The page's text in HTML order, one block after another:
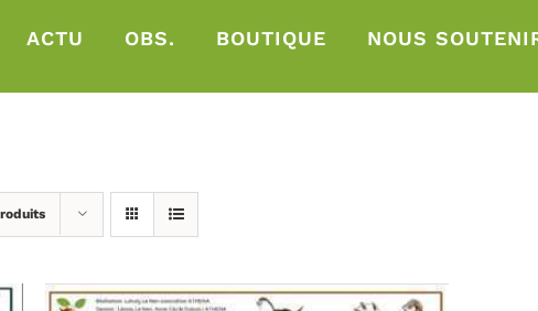
ACTU OBS. BOUTIQUE NOUS